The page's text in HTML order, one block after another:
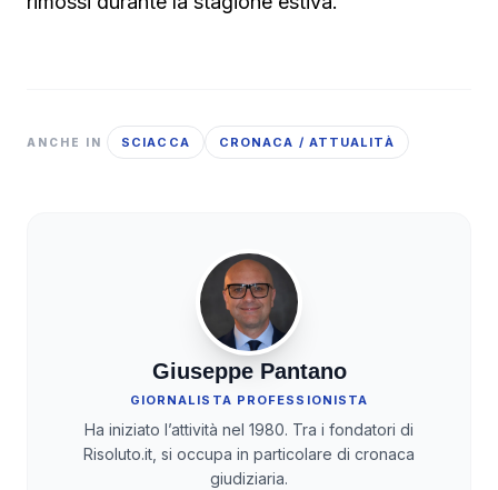
ANCHE IN SCIACCA CRONACA / ATTUALITÀ
Giuseppe Pantano
GIORNALISTA PROFESSIONISTA
Ha iniziato l’attività nel 1980. Tra i fondatori di
Risoluto.it, si occupa in particolare di cronaca
giudiziaria.